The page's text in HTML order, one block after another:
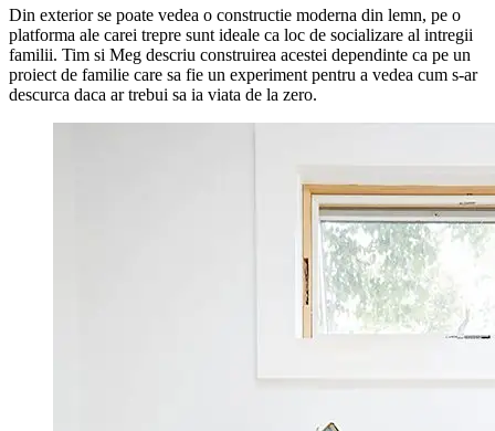
Din exterior se poate vedea o constructie moderna din lemn, pe o
platforma ale carei trepre sunt ideale ca loc de socializare al intregii
familii. Tim si Meg descriu construirea acestei dependinte ca pe un
proiect de familie care sa fie un experiment pentru a vedea cum s-ar
descurca daca ar trebui sa ia viata de la zero.